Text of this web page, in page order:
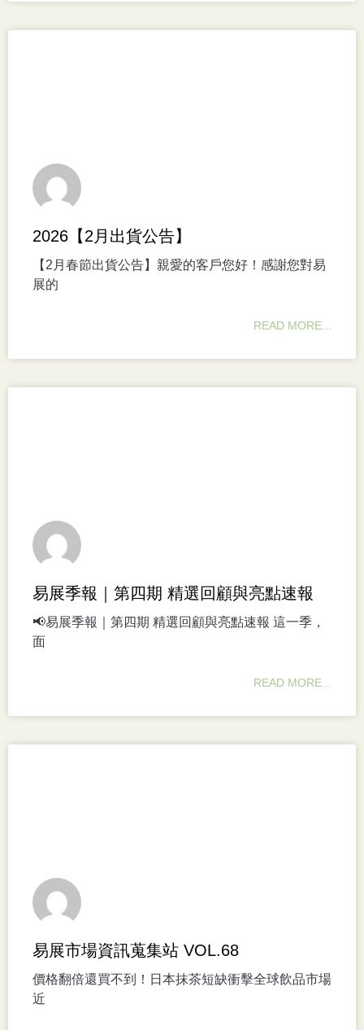
2026【2月出貨公告】
【2月春節出貨公告】親愛的客戶您好！感謝您對易
展的
READ MORE...
易展季報｜第四期 精選回顧與亮點速報
📢易展季報｜第四期 精選回顧與亮點速報 這一季，
面
READ MORE...
易展市場資訊蒐集站 VOL.68
價格翻倍還買不到！日本抹茶短缺衝擊全球飲品市場
近